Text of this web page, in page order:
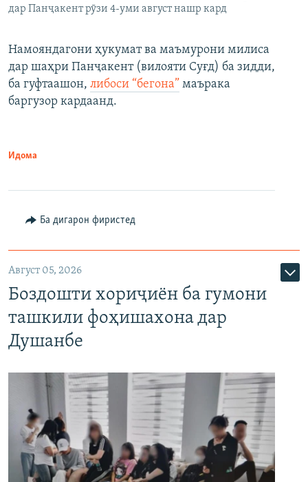
дар Панҷакент рӯзи 4-уми август нашр кард
Намояндагони ҳукумат ва маъмурони милиса
дар шаҳри Панҷакент (вилояти Суғд) ба зидди,
ба гуфтаашон, либоси “бегона” маърака
баргузор кардаанд.
Идома
Ба дигарон фиристед
Август 05, 2026
Боздошти хориҷиён ба гумони
ташкили фоҳишахона дар
Душанбе